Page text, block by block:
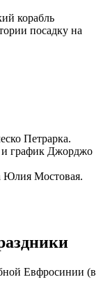
корабль
посадку на
Петрарка.
и график Джорджо
Юлия Мостовая.
Евфросинии (в